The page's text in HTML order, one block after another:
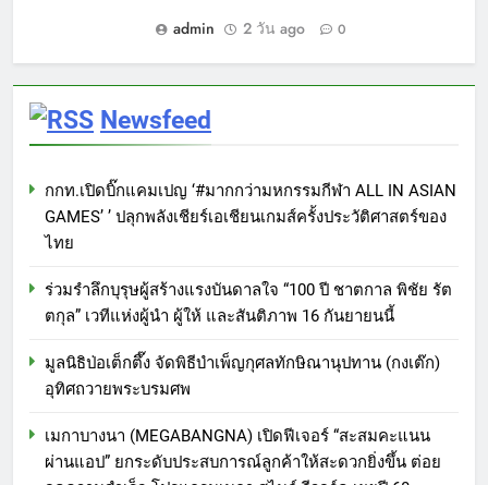
admin
2 วัน ago 0
Newsfeed
กกท.เปิดบิ๊กแคมเปญ ‘#มากกว่ามหกรรมกีฬา ALL IN ASIAN
GAMES’ ’ ปลุกพลังเชียร์เอเชียนเกมส์ครั้งประวัติศาสตร์ของ
ไทย
ร่วมรำลึกบุรุษผู้สร้างแรงบันดาลใจ “100 ปี ชาตกาล พิชัย รัต
ตกุล” เวทีแห่งผู้นำ ผู้ให้ และสันติภาพ 16 กันยายนนี้
มูลนิธิป่อเต็กตึ๊ง จัดพิธีบำเพ็ญกุศลทักษิณานุปทาน (กงเต๊ก)
อุทิศถวายพระบรมศพ
เมกาบางนา (MEGABANGNA) เปิดฟีเจอร์ “สะสมคะแนน
ผ่านแอป” ยกระดับประสบการณ์ลูกค้าให้สะดวกยิ่งขึ้น ต่อย